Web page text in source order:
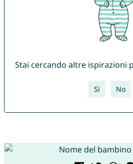
Stai cercando altre ispirazioni
Sì No